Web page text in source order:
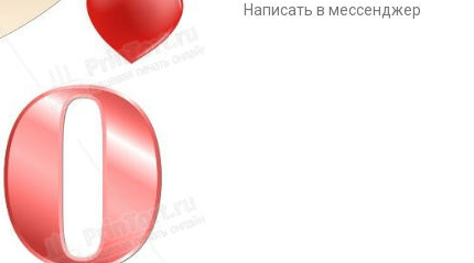
Написать в мессенджер